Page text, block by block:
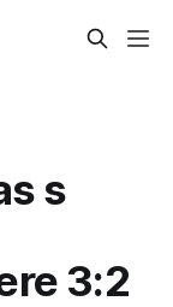
s
3:2